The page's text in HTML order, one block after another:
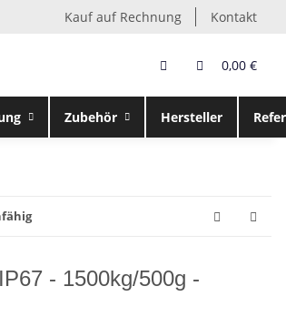
Kauf auf Rechnung Kontakt
0,00 €
Zubehör Hersteller
- 1500kg/500g -